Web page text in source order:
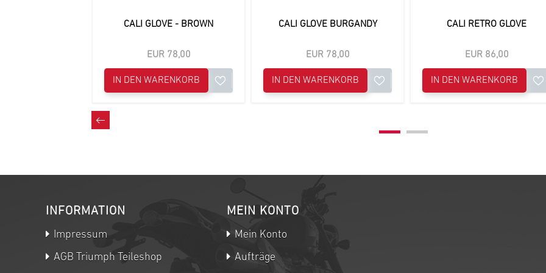
CALI GLOVE - BROWN
EUR 78,00
IN DEN WARENKORB
CALI GLOVE BURGANDY
EUR 78,00
IN DEN WARENKORB
CALI RETRO GLOVE
EUR 86,00
IN DEN WARENKORB
INFORMATION
Impressum
AGB Triumph Teileshop
MEIN KONTO
Mein Konto
Aufträge